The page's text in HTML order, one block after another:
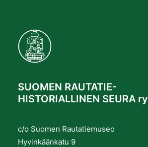
SUOMEN RAUTATIE-
HISTORIALLINEN SEURA ry
c/o Suomen Rautatiemuseo
Hyvinkäänkatu 9